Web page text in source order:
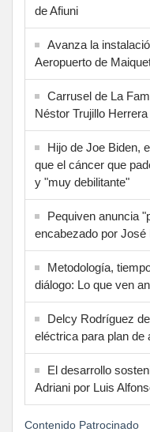
de Afiuni
Avanza la
Aeropuerto de
Carrusel de La
Néstor Trujillo Herrera
Hijo de Joe Biden,
que el cáncer que
y "muy debilitante"
Pequiven anuncia
encabezado por José
Metodología,
diálogo: Lo que ven
Delcy Rodríguez
eléctrica para plan de
El desarrollo
Adriani por Luis
Contenido Patrocinado